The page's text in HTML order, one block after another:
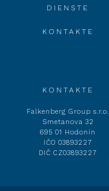
DIENSTE
KONTAKTE
KONTAKTE
Falkenberg Group s.r.o.
Smetanova 32
695 01 Hodonín
IČO 03893227
DIČ CZ03893227